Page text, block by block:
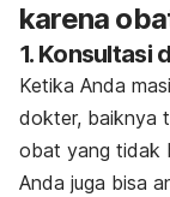
karena
1. Konsultasi
Ketika Anda
dokter, baiknya
obat yang tidak
Anda juga bisa